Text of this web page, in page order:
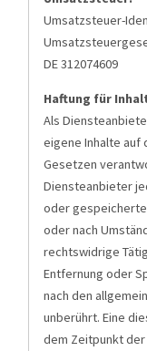
Umsatzsteuer-
DE 312074609
Haftung für
Als
eigene Inhalte auf
Gesetzen
Diensteanbieter
oder
oder nach
rechtswidrige
Entfernung oder
nach den
unberührt. Eine
dem Zeitpunkt